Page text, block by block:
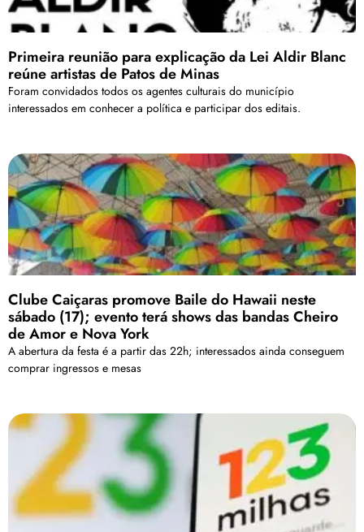
Primeira reunião para explicação da Lei Aldir Blanc
reúne artistas de Patos de Minas
Foram convidados todos os agentes culturais do município
interessados em conhecer a política e participar dos editais.
Clube Caiçaras promove Baile do Hawaii neste
sábado (17); evento terá shows das bandas Cheiro
de Amor e Nova York
A abertura da festa é a partir das 22h; interessados ainda conseguem
comprar ingressos e mesas